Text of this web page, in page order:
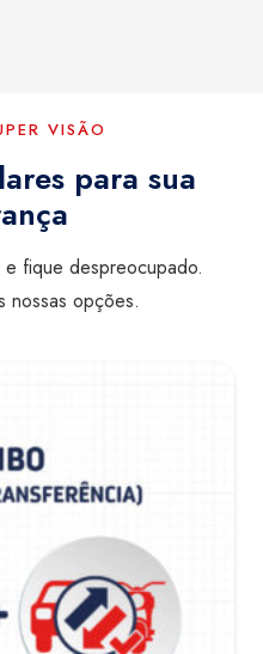
VISÃO
para sua
e fique despreocupado.
nossas opções.